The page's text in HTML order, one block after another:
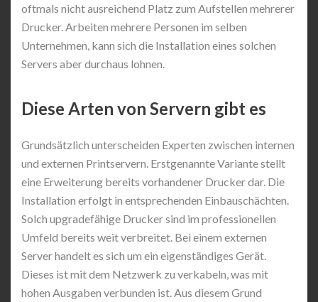
oftmals nicht ausreichend Platz zum Aufstellen mehrerer
Drucker. Arbeiten mehrere Personen im selben
Unternehmen, kann sich die Installation eines solchen
Servers aber durchaus lohnen.
Diese Arten von Servern gibt es
Grundsätzlich unterscheiden Experten zwischen internen
und externen Printservern. Erstgenannte Variante stellt
eine Erweiterung bereits vorhandener Drucker dar. Die
Installation erfolgt in entsprechenden Einbauschächten.
Solch upgradefähige Drucker sind im professionellen
Umfeld bereits weit verbreitet. Bei einem externen
Server handelt es sich um ein eigenständiges Gerät.
Dieses ist mit dem Netzwerk zu verkabeln, was mit
hohen Ausgaben verbunden ist. Aus diesem Grund